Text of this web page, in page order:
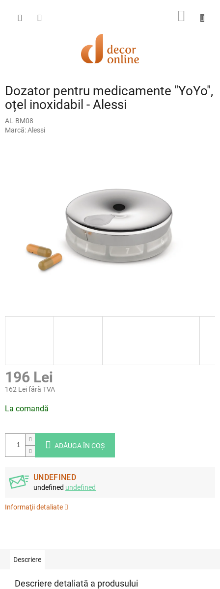
conținut
COŞ
Dozator pentru medicamente "YoYo",
oțel inoxidabil - Alessi
AL-BM08
Marcă:Alessi
196 Lei
162 Lei fără TVA
preţ:
La comandă
ADĂUGA ÎN COŞ
UNDEFINED
undefined undefined
Informaţii detaliate
Descriere
Descriere detaliată a produsului